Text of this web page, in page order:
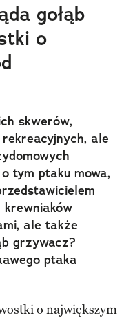
gołąb
o
skwerów,
ale
tym ptaku mowa,
krewniaków
ale także
grzywacz?
ptaka